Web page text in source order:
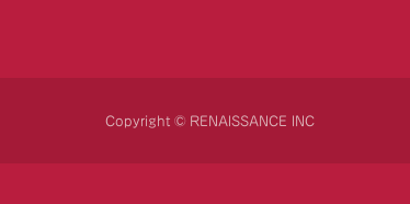
Copyright © RENAISSANCE INC